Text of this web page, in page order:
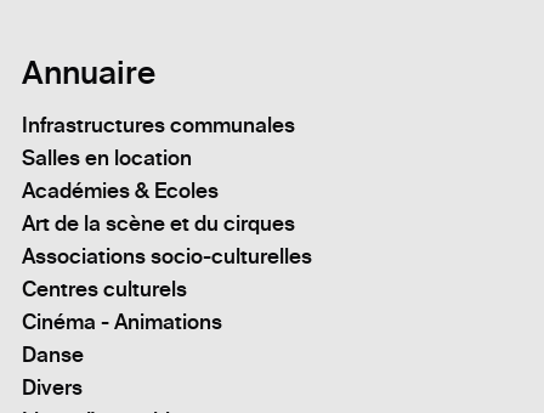
Annuaire
Infrastructures communales
Salles en location
Académies & Ecoles
Art de la scène et du cirques
Associations socio-culturelles
Centres culturels
Cinéma - Animations
Danse
Divers